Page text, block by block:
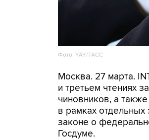
Фото: YAY/ТАСС
Москва. 27 марта.
и третьем чтениях
чиновников, а
в рамках отдельных
законе о
Госдуме.